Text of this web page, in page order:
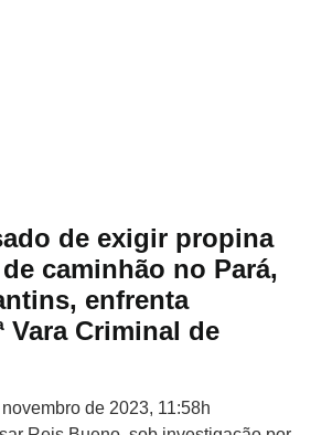
de exigir propina
caminhão no Pará,
enfrenta
Vara Criminal de
de 2023, 11:58h